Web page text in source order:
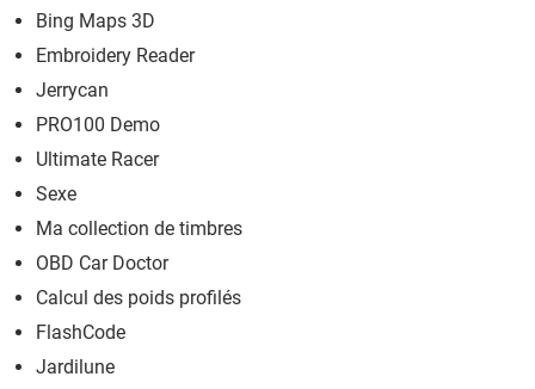
Bing Maps 3D
Embroidery Reader
Jerrycan
PRO100 Demo
Ultimate Racer
Sexe
Ma collection de timbres
OBD Car Doctor
Calcul des poids profilés
FlashCode
Jardilune